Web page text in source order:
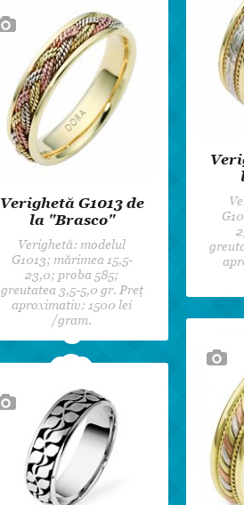
Verighetă G1013 de
la "Brasco"
Verighetă: modelul
G1013; mărimea 15,5-
23,0; proba 585;
greutatea 3,5-5,0 gr. Preț
aproximativ: 1500 lei
/gram.